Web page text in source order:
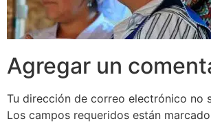
Agregar un
Tu dirección de correo electrónico no
Los campos requeridos están